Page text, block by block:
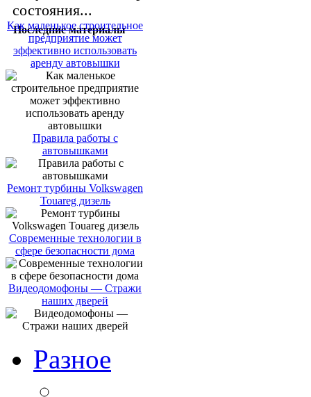
состояния...
Последние материалы
Как маленькое строительное
предприятие может
эффективно использовать
аренду автовышки
Правила работы с
автовышками
Ремонт турбины Volkswagen
Touareg дизель
Современные технологии в
сфере безопасности дома
Видеодомофоны — Стражи
наших дверей
Разное